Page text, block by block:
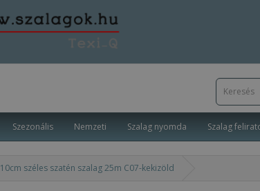
Szezonális Nemzeti Szalag nyomda Szalag
10cm széles szatén szalag 25m C07-kekizöld